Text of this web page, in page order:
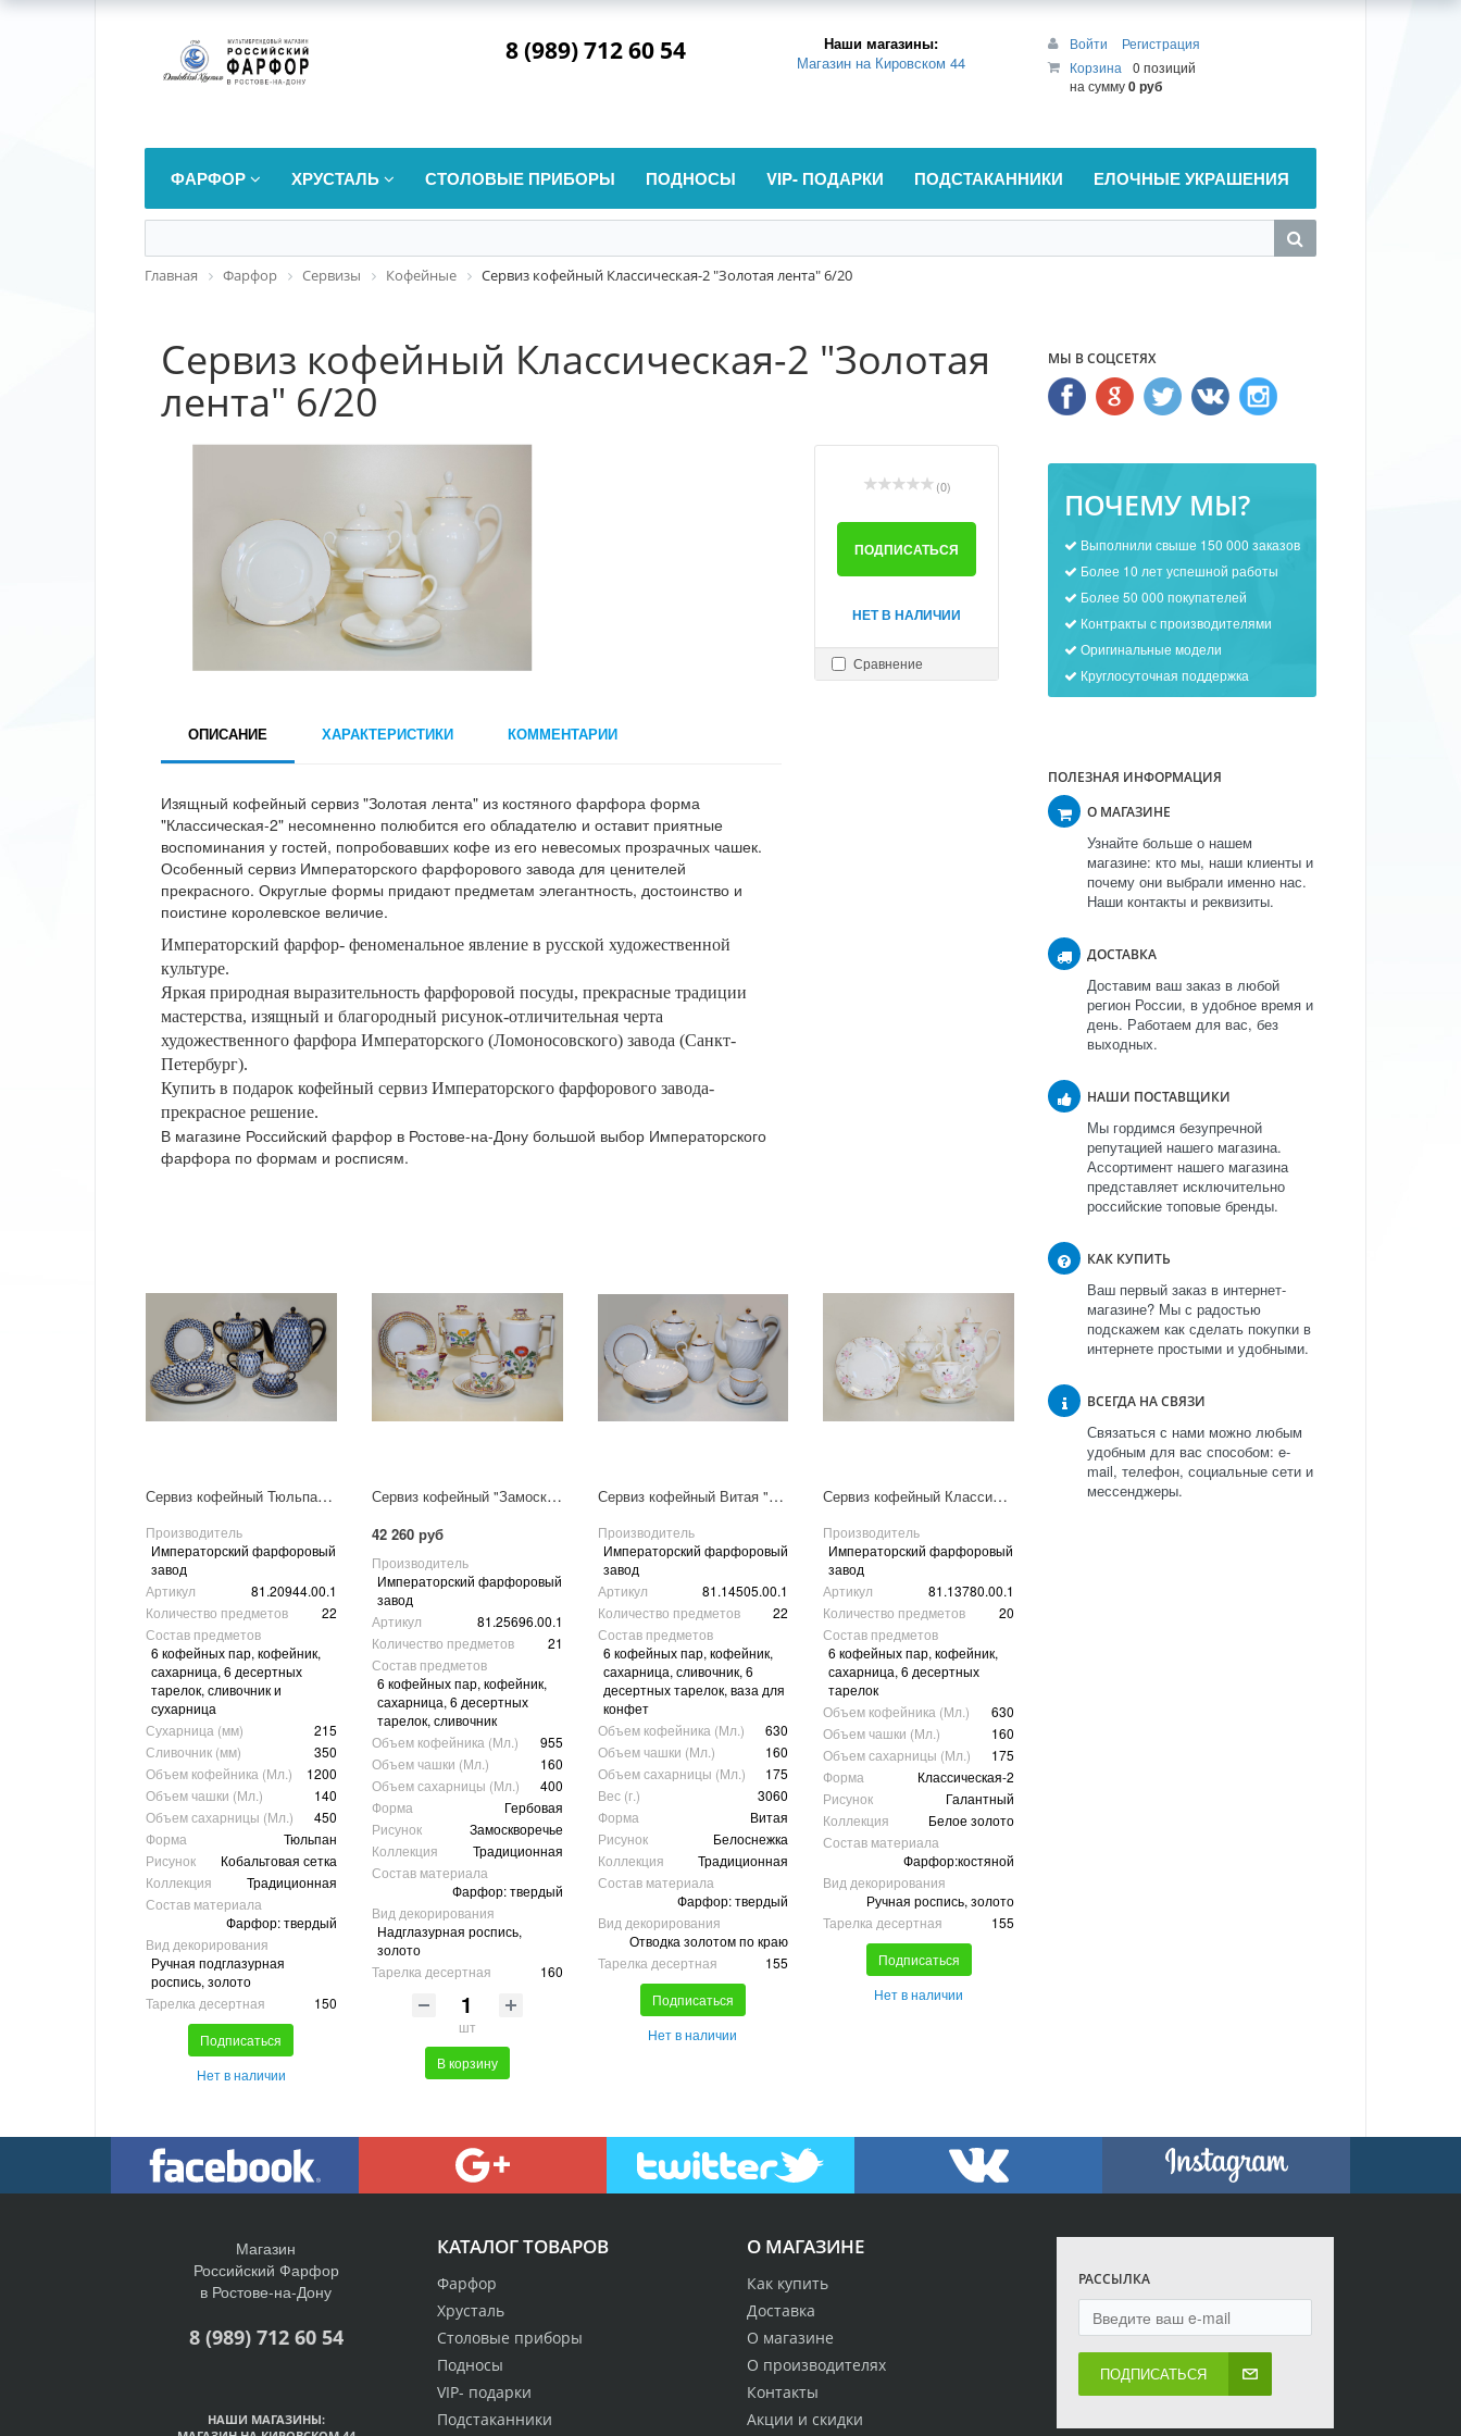
8 (989) 712 60 54
Наши магазины:
Магазин на Кировском 44
Войти
Регистрация
Корзина
0 позиций
на сумму0 руб
ФАРФОР ХРУСТАЛЬ СТОЛОВЫЕ ПРИБОРЫ ПОДНОСЫ VIP- ПОДАРКИ ПОДСТАКАННИКИ ЕЛОЧНЫЕ УКРАШЕНИЯ
Главная Фарфор Сервизы Кофейные Сервиз кофейный Классическая-2 "Золотая лента" 6/20
Сервиз кофейный Классическая-2 "Золотая
лента" 6/20
(0)
ПОДПИСАТЬСЯ
НЕТ В НАЛИЧИИ
Сравнение
ОПИСАНИЕ ХАРАКТЕРИСТИКИ КОММЕНТАРИИ
Изящный кофейный сервиз "Золотая лента" из костяного фарфора форма
"Классическая-2" несомненно полюбится его обладателю и оставит приятные
воспоминания у гостей, попробовавших кофе из его невесомых прозрачных чашек.
Особенный сервиз Императорского фарфорового завода для ценителей
прекрасного. Округлые формы придают предметам элегантность, достоинство и
поистине королевское величие.
Императорский фарфор- феноменальное явление в русской художественной
культуре.
Яркая природная выразительность фарфоровой посуды, прекрасные традиции
мастерства, изящный и благородный рисунок-отличительная черта
художественного фарфора Императорского (Ломоносовского) завода (Санкт-
Петербург).
Купить в подарок кофейный сервиз Императорского фарфорового завода-
прекрасное решение.
В магазине Российский фарфор в Ростове-на-Дону большой выбор Императорского
фарфора по формам и росписям.
Сервиз кофейный Тюльпан "Кобальтовая сетка" 6/20
Производитель
Императорский фарфоровый
завод
Артикул
81.20944.00.1
Количество предметов
22
Состав предметов
6 кофейных пар, кофейник,
сахарница, 6 десертных
тарелок, сливочник и
сухарница
Сухарница (мм)
215
Сливочник (мм)
350
Объем кофейника (Мл.)
1200
Объем чашки (Мл.)
140
Объем сахарницы (Мл.)
450
Форма
Тюльпан
Рисунок
Кобальтовая сетка
Коллекция
Традиционная
Состав материала
Фарфор: твердый
Вид декорирования
Ручная подглазурная
роспись, золото
Тарелка десертная
150
Подписаться
Нет в наличии
Сервиз кофейный "Замоскворечье" 6/20
42 260 руб
Производитель
Императорский фарфоровый
завод
Артикул
81.25696.00.1
Количество предметов
21
Состав предметов
6 кофейных пар, кофейник,
сахарница, 6 десертных
тарелок, сливочник
Объем кофейника (Мл.)
955
Объем чашки (Мл.)
160
Объем сахарницы (Мл.)
400
Форма
Гербовая
Рисунок
Замоскворечье
Коллекция
Традиционная
Состав материала
Фарфор: твердый
Вид декорирования
Надглазурная роспись,
золото
Тарелка десертная
160
шт
В корзину
Сервиз кофейный Витая "Белоснежка" 6/22
Производитель
Императорский фарфоровый
завод
Артикул
81.14505.00.1
Количество предметов
22
Состав предметов
6 кофейных пар, кофейник,
сахарница, сливочник, 6
десертных тарелок, ваза для
конфет
Объем кофейника (Мл.)
630
Объем чашки (Мл.)
160
Объем сахарницы (Мл.)
175
Вес (г.)
3060
Форма
Витая
Рисунок
Белоснежка
Коллекция
Традиционная
Состав материала
Фарфор: твердый
Вид декорирования
Отводка золотом по краю
Тарелка десертная
155
Подписаться
Нет в наличии
Сервиз кофейный Классическая-2 "Галантный" 6/20
Производитель
Императорский фарфоровый
завод
Артикул
81.13780.00.1
Количество предметов
20
Состав предметов
6 кофейных пар, кофейник,
сахарница, 6 десертных
тарелок
Объем кофейника (Мл.)
630
Объем чашки (Мл.)
160
Объем сахарницы (Мл.)
175
Форма
Классическая-2
Рисунок
Галантный
Коллекция
Белое золото
Состав материала
Фарфор:костяной
Вид декорирования
Ручная роспись, золото
Тарелка десертная
155
Подписаться
Нет в наличии
МЫ В СОЦСЕТЯХ
ПОЧЕМУ МЫ?
Выполнили свыше 150 000 заказов
Более 10 лет успешной работы
Более 50 000 покупателей
Контракты с производителями
Оригинальные модели
Круглосуточная поддержка
ПОЛЕЗНАЯ ИНФОРМАЦИЯ
О МАГАЗИНЕ
Узнайте больше о нашем
магазине: кто мы, наши клиенты и
почему они выбрали именно нас.
Наши контакты и реквизиты.
ДОСТАВКА
Доставим ваш заказ в любой
регион России, в удобное время и
день. Работаем для вас, без
выходных.
НАШИ ПОСТАВЩИКИ
Мы гордимся безупречной
репутацией нашего магазина.
Ассортимент нашего магазина
представляет исключительно
российские топовые бренды.
КАК КУПИТЬ
Ваш первый заказ в интернет-
магазине? Мы с радостью
подскажем как сделать покупки в
интернете простыми и удобными.
ВСЕГДА НА СВЯЗИ
Связаться с нами можно любым
удобным для вас способом: e-
mail, телефон, социальные сети и
мессенджеры.
О МАГАЗИНЕ
Как купить
Доставка
О магазине
О производителях
Контакты
Акции и скидки
КАТАЛОГ ТОВАРОВ
Фарфор
Хрусталь
Столовые приборы
Подносы
VIP- подарки
Подстаканники
РАССЫЛКА
ПОДПИСАТЬСЯ
Магазин
Российский Фарфор
в Ростове-на-Дону
8 (989) 712 60 54
НАШИ МАГАЗИНЫ: